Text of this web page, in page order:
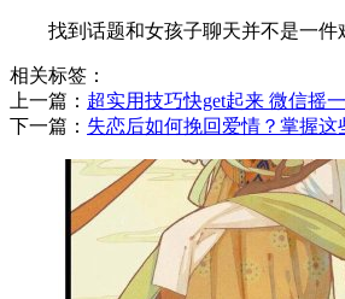
找到话题和女孩子聊天并不是一
相关标签：
上一篇： 超实用技巧快get起来 微信摇
下一篇： 失恋后如何挽回爱情？掌握